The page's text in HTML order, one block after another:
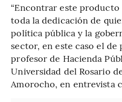
“Encontrar este
toda la dedicación de
política pública y la
sector, en este caso el de
profesor de Hacienda
Universidad del Rosario
Amorocho, en entrevista